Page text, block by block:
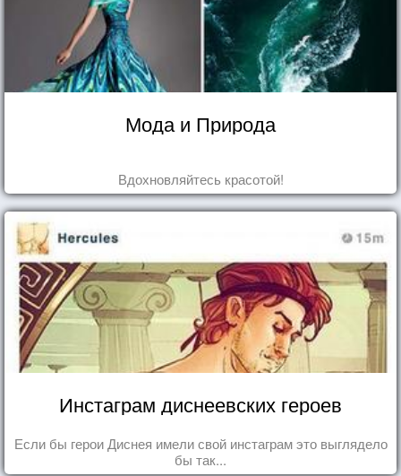
Мода и Природа
Вдохновляйтесь красотой!
Инстаграм диснеевских героев
Если бы герои Диснея имели свой инстаграм это выглядело
бы так...